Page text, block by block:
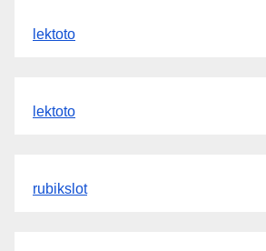
lektoto
lektoto
rubikslot